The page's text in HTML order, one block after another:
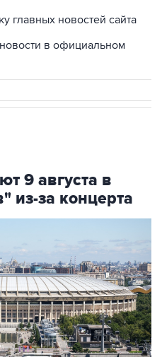
главных новостей сайта
в официальном
9 августа в
из-за концерта